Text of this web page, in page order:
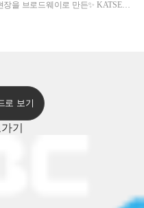
장을 브로드웨이로 만든✨ KATSEYE
로 보기
기